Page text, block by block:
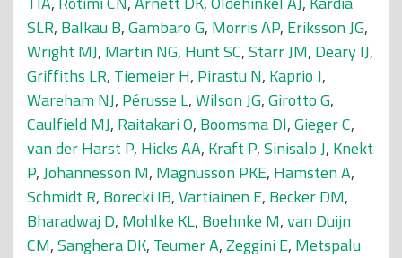
SLR, Balkau B,Gambaro G, Morris AP, Eriksson JG,
Wright MJ, Martin NG, Hunt SC,Starr JM, Deary IJ,
Griffiths LR, Tiemeier H, Pirastu N, Kaprio J,
Wareham NJ, Pérusse L,Wilson JG,Girotto G,
Caulfield MJ, Raitakari O, Boomsma DI,Gieger C,
van der Harst P, Hicks AA, Kraft P,Sinisalo J, Knekt
P,Johannesson M, Magnusson PKE, Hamsten A,
Schmidt R, Borecki IB,Vartiainen E, Becker DM,
Bharadwaj D, Mohlke KL, Boehnke M,van Duijn
CM,Sanghera DK, Teumer A,Zeggini E, Metspalu